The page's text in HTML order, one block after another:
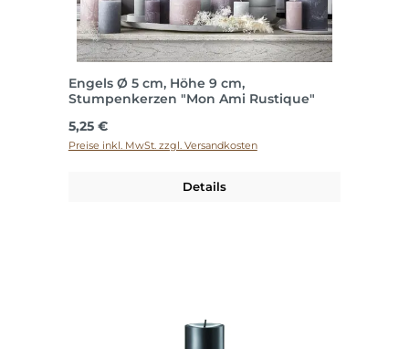
Engels Ø 5 cm, Höhe 9 cm,
Stumpenkerzen "Mon Ami Rustique"
Regulärer Preis:
5,25 €
Preise inkl. MwSt. zzgl. Versandkosten
Details